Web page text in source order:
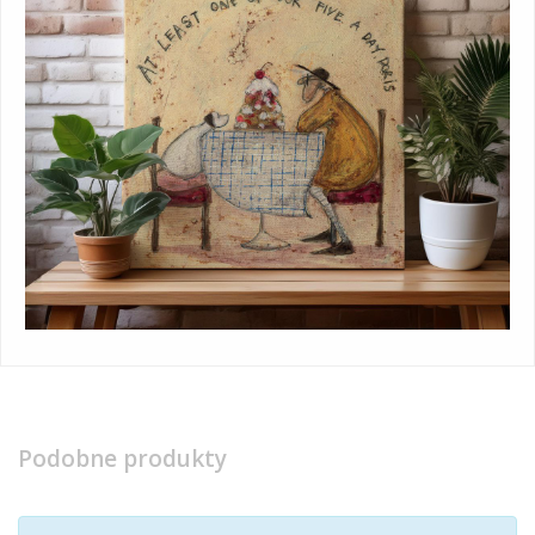
Podobne produkty